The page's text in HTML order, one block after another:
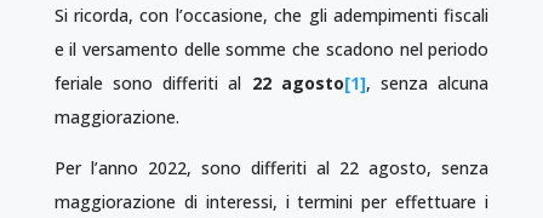
Si ricorda, con l’occasione, che gli adempimenti fiscali
e il versamento delle somme che scadono nel periodo
feriale sono differiti al 22 agosto[1], senza alcuna
maggiorazione.
Per l’anno 2022, sono differiti al 22 agosto, senza
maggiorazione di interessi, i termini per effettuare i